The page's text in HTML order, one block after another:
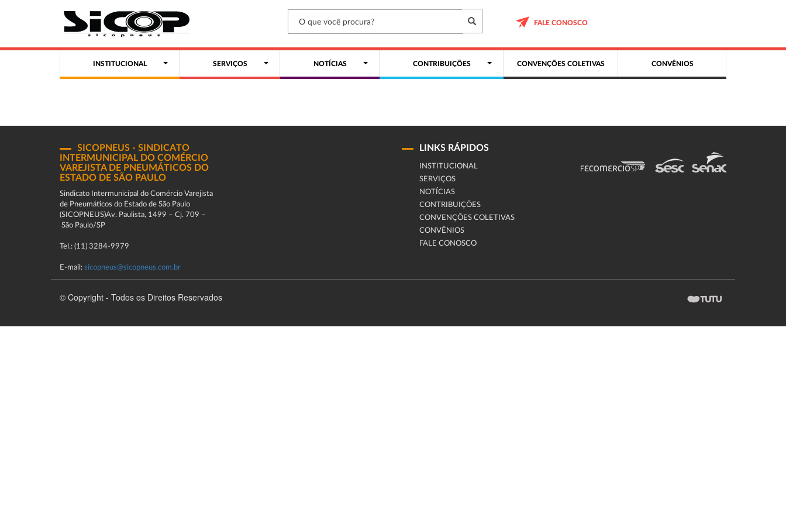
FALE CONOSCO
INSTITUCIONAL SERVIÇOS NOTÍCIAS CONTRIBUIÇÕES CONVENÇÕES COLETIVAS CONVÊNIOS
SICOPNEUS - SINDICATO
INTERMUNICIPAL DO COMÉRCIO
VAREJISTA DE PNEUMÁTICOS DO
ESTADO DE SÃO PAULO
Sindicato Intermunicipal do Comércio Varejista
de Pneumáticos do Estado de São Paulo
(SICOPNEUS)Av. Paulista, 1499 – Cj. 709 –
São Paulo/SP
Tel.: (11) 3284-9979
E-mail: sicopneus@sicopneus.com.br
LINKS RÁPIDOS
INSTITUCIONAL
SERVIÇOS
NOTÍCIAS
CONTRIBUIÇÕES
CONVENÇÕES COLETIVAS
CONVÊNIOS
FALE CONOSCO
© Copyright - Todos os Direitos Reservados